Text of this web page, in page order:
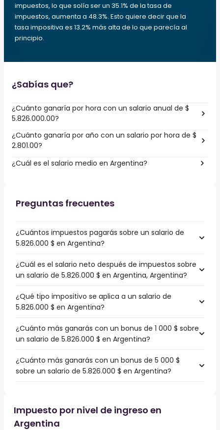
impuestos, lo que solía ser un 35.1% de la tasa de
impuestos, aumenta a 48.3%. Esto quiere decir que la
tasa impositiva es 13.2% más alta de lo que parecía al
principio.
¿Sabías que?
¿Cuánto ganaría por hora con un salario anual de $
5.826.000.00?
¿Cuánto ganaría por año con un salario por hora de $
2.801.00?
¿Cuál es el salario medio en Argentina?
Preguntas frecuentes
¿Cuántos impuestos pagarás sobre un salario de
5.826.000 $ en Argentina?
¿Cuál es el salario neto después de impuestos sobre
un salario de 5.826.000 $ en Argentina, Argentina?
¿Qué tipo impositivo se aplica a un salario de
5.826.000 $ en Argentina?
¿Cuánto más ganarás con un bonus de 1 000 $ sobre
un salario de 5.826.000 $ en Argentina?
¿Cuánto más ganarás con un bonus de 5 000 $
sobre un salario de 5.826.000 $ en Argentina?
Impuesto por nivel de ingreso en
Argentina